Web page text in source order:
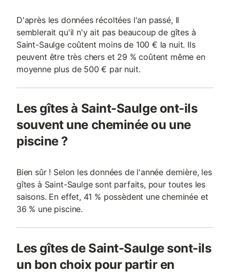
D'après les données récoltées l'an passé, Il
semblerait qu'il n'y ait pas beaucoup de gîtes à
Saint-Saulge coûtent moins de 100 € la nuit. Ils
peuvent être très chers et 29 % coûtent même en
moyenne plus de 500 € par nuit.
Les gîtes à Saint-Saulge ont-ils
souvent une cheminée ou une
piscine ?
Bien sûr ! Selon les données de l'année dernière, les
gîtes à Saint-Saulge sont parfaits, pour toutes les
saisons. En effet, 41 % possèdent une cheminée et
36 % une piscine.
Les gîtes de Saint-Saulge sont-ils
un bon choix pour partir en